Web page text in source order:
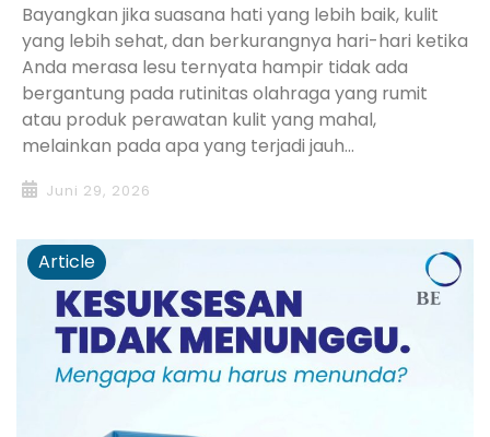
Bayangkan jika suasana hati yang lebih baik, kulit
yang lebih sehat, dan berkurangnya hari-hari ketika
Anda merasa lesu ternyata hampir tidak ada
bergantung pada rutinitas olahraga yang rumit
atau produk perawatan kulit yang mahal,
melainkan pada apa yang terjadi jauh...
Juni 29, 2026
Article